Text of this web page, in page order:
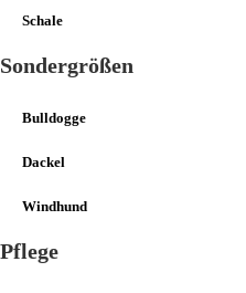
Schale
Sondergrößen
Bulldogge
Dackel
Windhund
Pflege